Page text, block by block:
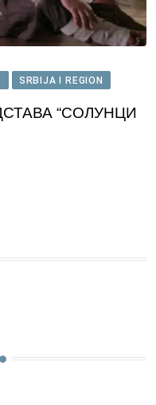
SRBIJA I REGION
“СОЛУНЦИ